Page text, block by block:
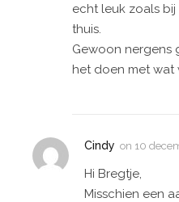
echt leuk zoals bij
thuis.
Gewoon nergens
het doen met wat
Cindy on 10
Hi Bregtje,
Misschien een